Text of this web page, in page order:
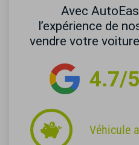
Avec
l’expérience de
vendre votre
4.7/5
Véhicule